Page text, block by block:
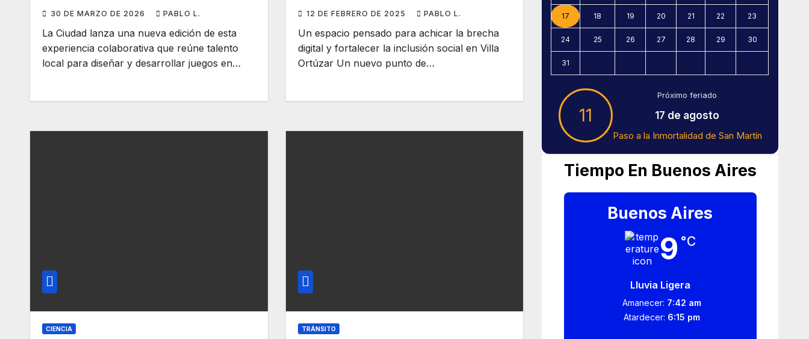
30 DE MARZO DE 2026 PABLO L.
La Ciudad lanza una nueva edición de esta
experiencia colaborativa que reúne talento
local para diseñar y desarrollar juegos en…
12 DE FEBRERO DE 2025 PABLO L.
Un espacio pensado para achicar la brecha
digital y fortalecer la inclusión social en Villa
Ortúzar Un nuevo punto de…
CIENCIA TRÁNSITO
17 18 19 20 21 22 23
24 25 26 27 28 29 30
31
11
Próximo feriado
17 de agosto
Paso a la Inmortalidad de San Martín
Tiempo En Buenos Aires
Buenos Aires
9 °C
Lluvia Ligera
Amanecer: 7:42 am
Atardecer: 6:15 pm